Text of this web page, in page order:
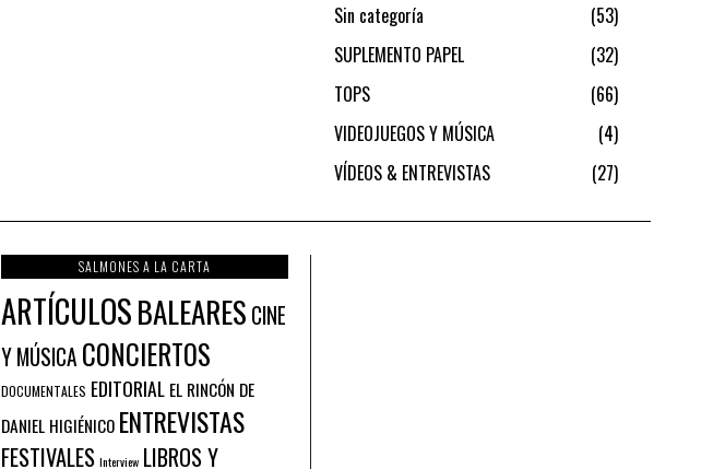
Sin categoría
53
SUPLEMENTO PAPEL
32
TOPS
66
VIDEOJUEGOS Y MÚSICA
4
VÍDEOS & ENTREVISTAS
27
SALMONES A LA CARTA
ARTÍCULOSBALEARES CINE
Y MÚSICA CONCIERTOS
DOCUMENTALES EDITORIAL EL RINCÓN DE
DANIEL HIGIÉNICO ENTREVISTAS
FESTIVALES Interview LIBROS Y